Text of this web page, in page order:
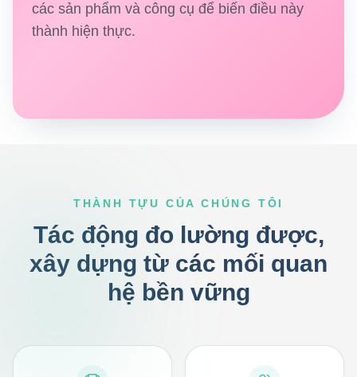
các sản phẩm và công cụ để biến điều này
thành hiện thực.
THÀNH TỰU CỦA CHÚNG TÔI
Tác động đo lường được,
xây dựng từ các mối quan
hệ bền vững